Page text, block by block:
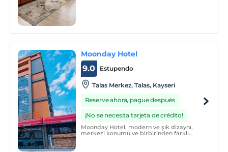
Moonday Hotel
Estupendo
9.0
Talas Merkez, Talas, Kayseri
Reserve ahora, pague después
¡No se necesita tarjeta de crédito!
Moonday Hotel, modern ve şık dizaynı,
merkezi konumu ve birbirinden farklı